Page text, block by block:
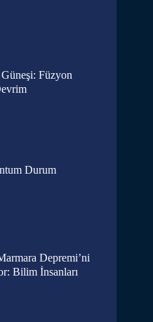
Füzyon
Durum
Depremi’ni
Bilim İnsanları